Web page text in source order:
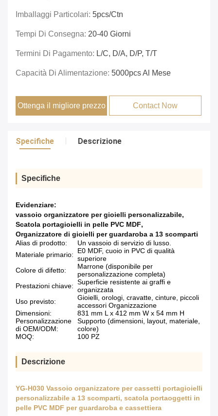
Imballaggi Particolari: 5pcs/ctn
Tempi Di Consegna: 20-40 Giorni
Termini Di Pagamento: L/c, D/a, D/p, T/t
Capacità Di Alimentazione: 5000pcs Al Mese
Ottenga il migliore prezzo Contact Now
Specifiche Descrizione
Specifiche
Evidenziare:
vassoio organizzatore per gioielli personalizzabile,
Scatola portagioielli in pelle PVC MDF,
Organizzatore di gioielli per guardaroba a 13 scomparti
Alias di prodotto:
Un vassoio di servizio di lusso.
Materiale primario:
E0 MDF, cuoio in PVC di qualità
superiore
Colore di difetto:
Marrone (disponibile per
personalizzazione completa)
Prestazioni chiave: Superficie resistente ai graffi e
organizzata
Uso previsto:
Gioielli, orologi, cravatte, cinture, piccoli
accessori Organizzazione
Dimensioni:
831 mm L x 412 mm W x 54 mm H
Personalizzazione
di OEM/ODM:
Supporto (dimensioni, layout, materiale,
colore)
MOQ:
100 PZ
Descrizione
YG-H030 Vassoio organizzatore per cassetti portagioielli
personalizzabile a 13 scomparti, scatola portaoggetti in
pelle PVC MDF per guardaroba e cassettiera